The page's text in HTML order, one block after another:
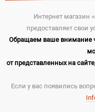
Интернет магазин
предоставляет свои
Обращаем ваше внимание
от представленных на
Если у вас появились